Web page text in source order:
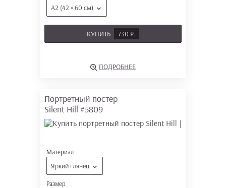
А2 (42 × 60 см)
КУПИТЬ 730 Р.
ПОДРОБНЕЕ
Портретный постер
Silent Hill #5809
Материал
Яркий глянец
Размер